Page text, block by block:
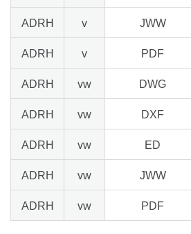
ADRH v JWW
ADRH v PDF
ADRH vw DWG
ADRH vw DXF
ADRH vw ED
ADRH vw JWW
ADRH vw PDF